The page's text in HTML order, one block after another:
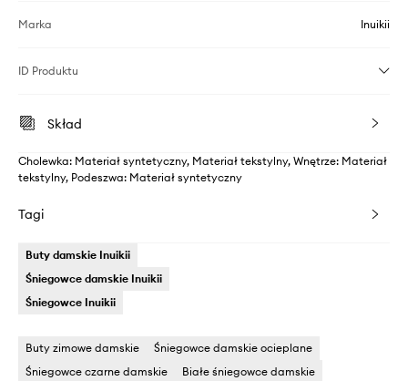
Marka Inuikii
ID Produktu
Skład
Cholewka: Materiał syntetyczny, Materiał tekstylny, Wnętrze: Materiał
tekstylny, Podeszwa: Materiał syntetyczny
Tagi
Buty damskie Inuikii
Śniegowce damskie Inuikii
Śniegowce Inuikii
Buty zimowe damskie
Śniegowce damskie ocieplane
Śniegowce czarne damskie
Białe śniegowce damskie